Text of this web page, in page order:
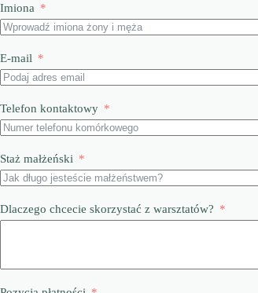
Imiona
E-mail
Telefon kontaktowy
Staż małżeński
Dlaczego chcecie skorzystać z warsztatów?